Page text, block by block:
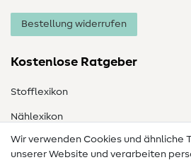
Bestellung widerrufen
Kostenlose Ratgeber
Stofflexikon
Nählexikon
Nähanleitungen
Wir verwenden Cookies und ähnliche
unserer Website und verarbeiten